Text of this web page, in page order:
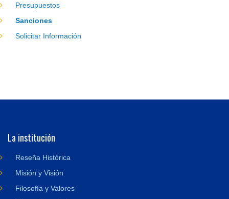
Presupuestos
Sanciones
Solicitar Información
La institución
Reseña Histórica
Misión y Visión
Filosofía y Valores